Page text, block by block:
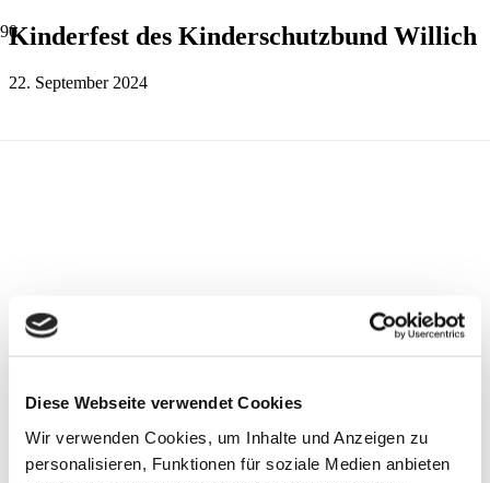
Diese Webseite verwendet Cookies
Wir verwenden Cookies, um Inhalte und Anzeigen zu
personalisieren, Funktionen für soziale Medien anbieten
Kinderfest des Kinderschutzbund Willich
22. September 2024